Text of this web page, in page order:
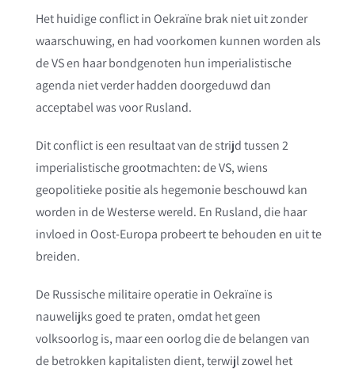
Het huidige conflict in Oekraïne brak niet uit zonder
waarschuwing, en had voorkomen kunnen worden als
de VS en haar bondgenoten hun imperialistische
agenda niet verder hadden doorgeduwd dan
acceptabel was voor Rusland.
Dit conflict is een resultaat van de strijd tussen 2
imperialistische grootmachten: de VS, wiens
geopolitieke positie als hegemonie beschouwd kan
worden in de Westerse wereld. En Rusland, die haar
invloed in Oost-Europa probeert te behouden en uit te
breiden.
De Russische militaire operatie in Oekraïne is
nauwelijks goed te praten, omdat het geen
volksoorlog is, maar een oorlog die de belangen van
de betrokken kapitalisten dient, terwijl zowel het